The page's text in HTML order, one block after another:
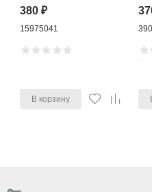
380₽
15975041
В корзину